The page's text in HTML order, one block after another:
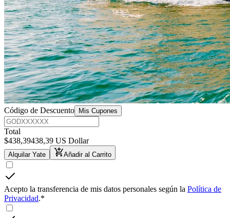
Código de Descuento Mis Cupones
Total
$438,39438,39 US Dollar
Alquilar Yate Añadir al Carrito
Acepto la transferencia de mis datos personales según la Política de
Privacidad.*